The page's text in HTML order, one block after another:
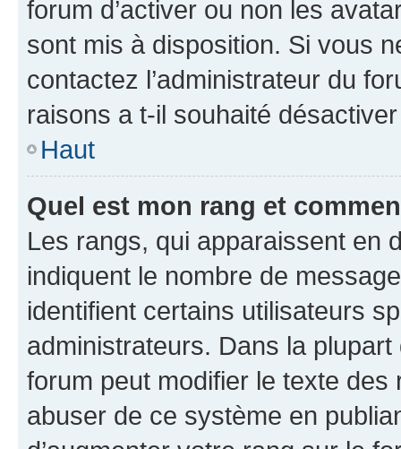
forum d’activer ou non les
sont mis à disposition. Si vous
contactez l’administrateur du
raisons a t-il souhaité
Haut
Quel est mon rang et
Les rangs, qui apparaissent en
indiquent le nombre de
identifient certains utilisateurs
administrateurs. Dans la
forum peut modifier le texte
abuser de ce système en